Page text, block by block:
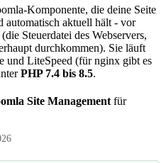
Komponente, die deine Seite
automatisch aktuell hält - vor
(die Steuerdatei des Webservers,
durchkommen). Sie läuft
und LiteSpeed (für nginx gibt es
PHP 7.4 bis 8.5.
Site Management für